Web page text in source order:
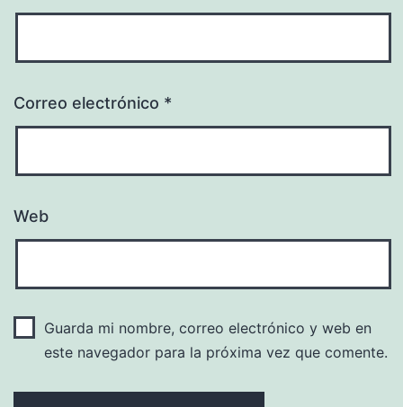
Correo electrónico *
Web
Guarda mi nombre, correo electrónico y web en
este navegador para la próxima vez que comente.